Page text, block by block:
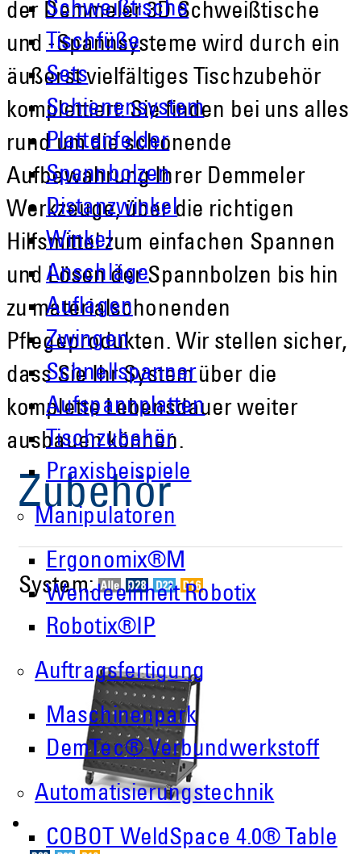
Schweißtische
Tischfüße
Sets
Schienensystem
Plattenfelder
Spannbolzen
Distanzwinkel
Winkel
Anschläge
Auflagen
Zwingen
Schnellspanner
Aufspannplatten
Tischzubehör
Praxisbeispiele
Manipulatoren
Ergonomix®M
Wendeeinheit Robotix
Robotix®IP
Auftragsfertigung
Maschinenpark
DemTec® Verbundwerkstoff
Automatisierungstechnik
COBOT WeldSpace 4.0® Table
der Demmeler 3D Schweißtische
und -Spannsysteme wird durch ein
äußerst vielfältiges Tischzubehör
komplettiert: Sie finden bei uns alles
rund um die schonende
Aufbewahrung Ihrer Demmeler
Werkzeuge, über die richtigen
Hilfsmittel zum einfachen Spannen
und Lösen der Spannbolzen bis hin
zu materialschonenden
Pflegeprodukten. Wir stellen sicher,
dass Sie Ihr System über die
komplette Lebensdauer weiter
ausbauen können.
Zubehör
System: